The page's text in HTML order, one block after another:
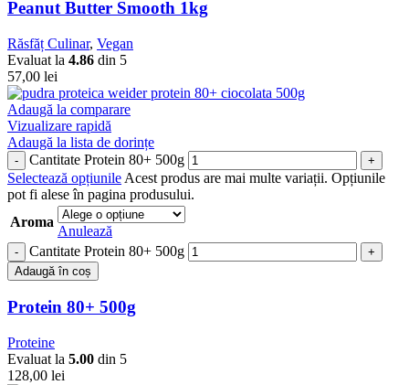
Peanut Butter Smooth 1kg
Răsfăț Culinar, Vegan
Evaluat la 4.86 din 5
57,00 lei
Adaugă la comparare
Vizualizare rapidă
Adaugă la lista de dorințe
Cantitate Protein 80+ 500g
Selectează opțiunile Acest produs are mai multe variații. Opțiunile
pot fi alese în pagina produsului.
Aroma
Anulează
Cantitate Protein 80+ 500g
Adaugă în coș
Protein 80+ 500g
Proteine
Evaluat la 5.00 din 5
128,00 lei